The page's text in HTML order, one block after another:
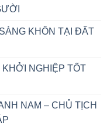
KHÔN TẠI ĐẤT
NGHIỆP TỐT
NAM – CHỦ TỊCH